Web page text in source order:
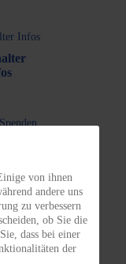
von ihnen
andere uns
zu verbessern
ob Sie die
dass bei einer
der